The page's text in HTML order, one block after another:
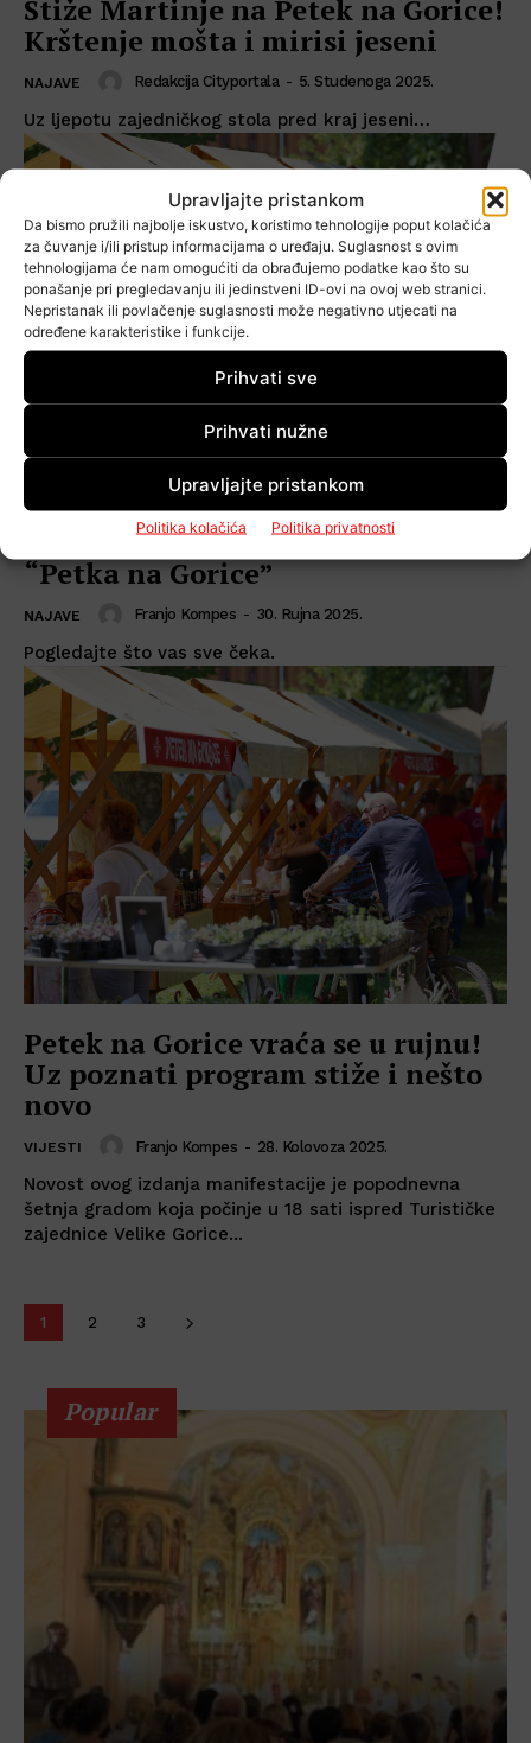
Upravljajte pristankom
Da bismo pružili najbolje iskustvo, koristimo tehnologije poput kolačića
za čuvanje i/ili pristup informacijama o uređaju. Suglasnost s ovim
tehnologijama će nam omogućiti da obrađujemo podatke kao što su
ponašanje pri pregledavanju ili jedinstveni ID-ovi na ovoj web stranici.
Nepristanak ili povlačenje suglasnosti može negativno utjecati na
određene karakteristike i funkcije.
Prihvati sve
Prihvati nužne
Upravljajte pristankom
Politika kolačića Politika privatnosti
Stiže Martinje na Petek na Gorice!
Krštenje mošta i mirisi jeseni
NAJAVE Redakcija Cityportala - 5. Studenoga 2025.
Uz ljepotu zajedničkog stola pred kraj jeseni…
U petak svi put pod noge do
centra jer stiže jesensko izdanje
“Petka na Gorice”
NAJAVE Franjo Kompes - 30. Rujna 2025.
Pogledajte što vas sve čeka.
Petek na Gorice vraća se u rujnu!
Uz poznati program stiže i nešto
novo
VIJESTI Franjo Kompes - 28. Kolovoza 2025.
Novost ovog izdanja manifestacije je popodnevna
šetnja gradom koja počinje u 18 sati ispred Turističke
zajednice Velike Gorice...
1 2 3
Popular